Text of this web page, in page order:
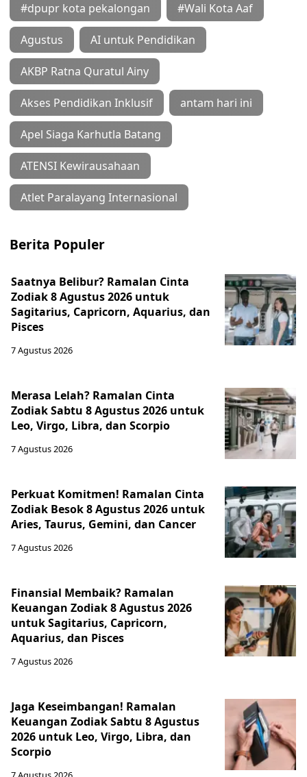
#dpupr kota pekalongan #Wali Kota Aaf
Agustus AI untuk Pendidikan
AKBP Ratna Quratul Ainy
Akses Pendidikan Inklusif antam hari ini
Apel Siaga Karhutla Batang
ATENSI Kewirausahaan
Atlet Paralayang Internasional
Berita Populer
Saatnya Belibur? Ramalan Cinta
Zodiak 8 Agustus 2026 untuk
Sagitarius, Capricorn, Aquarius, dan
Pisces
7 Agustus 2026
Merasa Lelah? Ramalan Cinta
Zodiak Sabtu 8 Agustus 2026 untuk
Leo, Virgo, Libra, dan Scorpio
7 Agustus 2026
Perkuat Komitmen! Ramalan Cinta
Zodiak Besok 8 Agustus 2026 untuk
Aries, Taurus, Gemini, dan Cancer
7 Agustus 2026
Finansial Membaik? Ramalan
Keuangan Zodiak 8 Agustus 2026
untuk Sagitarius, Capricorn,
Aquarius, dan Pisces
7 Agustus 2026
Jaga Keseimbangan! Ramalan
Keuangan Zodiak Sabtu 8 Agustus
2026 untuk Leo, Virgo, Libra, dan
Scorpio